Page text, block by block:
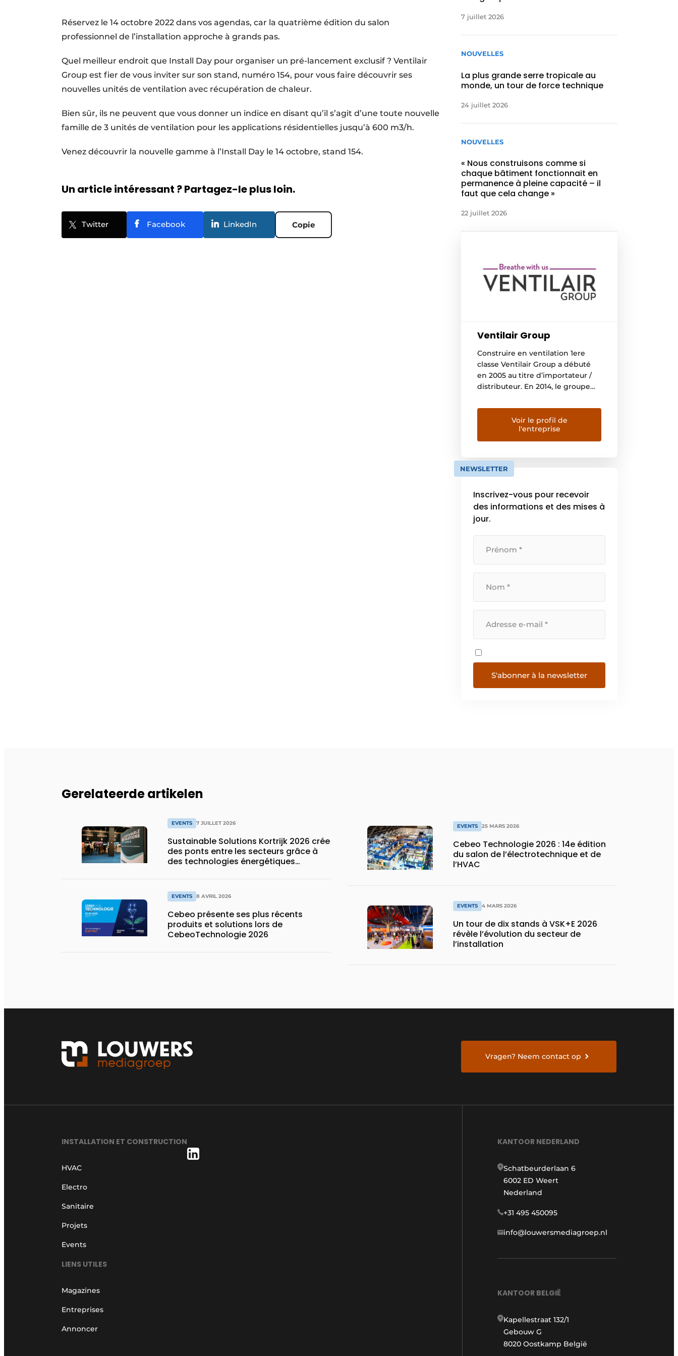
S’inscrire
Video’s
Réservez le 14 octobre 2022 dans vos agendas, car la quatrième édition du salon
professionnel de l’installation approche à grands pas.
Quel meilleur endroit que Install Day pour organiser un pré-lancement exclusif ? Ventilair
Group est fier de vous inviter sur son stand, numéro 154, pour vous faire découvrir ses
nouvelles unités de ventilation avec récupération de chaleur.
Bien sûr, ils ne peuvent que vous donner un indice en disant qu’il s’agit d’une toute nouvelle
famille de 3 unités de ventilation pour les applications résidentielles jusqu’à 600 m3/h.
Venez découvrir la nouvelle gamme à l’Install Day le 14 octobre, stand 154.
Un article intéressant ? Partagez-le plus loin.
Twitter Facebook LinkedIn Copie
7 juillet 2026
NOUVELLES
La plus grande serre tropicale au
monde, un tour de force technique
24 juillet 2026
NOUVELLES
« Nous construisons comme si
chaque bâtiment fonctionnait en
permanence à pleine capacité – il
faut que cela change »
22 juillet 2026
Ventilair Group
Construire en ventilation 1ere
classe Ventilair Group a débuté
en 2005 au titre d’importateur /
distributeur. En 2014, le groupe
Allemagne et aux Pays-Bas. Non
seulement Ventilair Group est
leader du marché en Belgique
concernant les systèmes de
récupération de chaleur (type D)
mais également sa part de
Voir le profil de
l'entreprise
NEWSLETTER
Inscrivez-vous pour recevoir
des informations et des mises à
jour.
Gerelateerde artikelen
EVENTS 7 JUILLET 2026
Sustainable Solutions Kortrijk 2026 crée
des ponts entre les secteurs grâce à
des technologies énergétiques
EVENTS 8 AVRIL 2026
Cebeo présente ses plus récents
produits et solutions lors de
CebeoTechnologie 2026
EVENTS 25 MARS 2026
Cebeo Technologie 2026 : 14e édition
du salon de l’électrotechnique et de
l’HVAC
EVENTS 4 MARS 2026
Un tour de dix stands à VSK+E 2026
révèle l’évolution du secteur de
l’installation
Vragen? Neem contact op
INSTALLATION ET CONSTRUCTION
HVAC
Electro
Sanitaire
Projets
Events
LIENS UTILES
Magazines
Entreprises
Annoncer
KANTOOR NEDERLAND
Schatbeurderlaan 6
6002 ED Weert
Nederland
+31 495 450095
info@louwersmediagroep.nl
KANTOOR BELGIË
Kapellestraat 132/1
Gebouw G
8020 Oostkamp België